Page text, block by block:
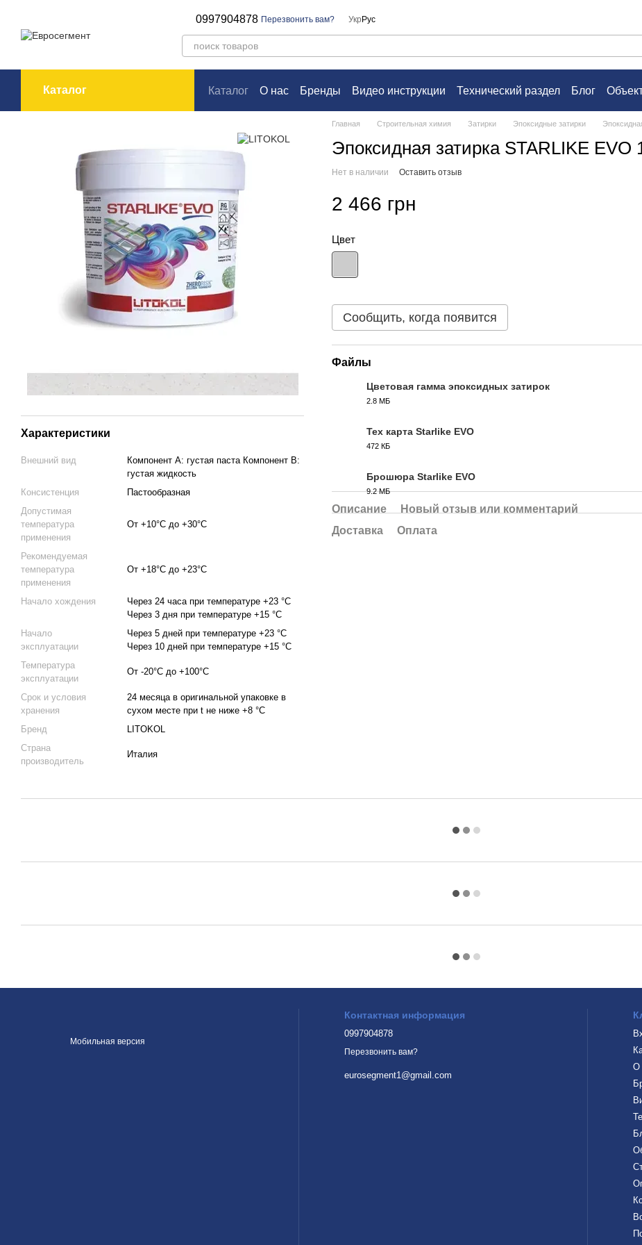
0997904878 Перезвонить вам? Укр Рус
Каталог Каталог О нас Бренды Видео инструкции Технический раздел Блог
Характеристики
Внешний вид
Компонент А: густая паста Компонент В:
густая жидкость
Консистенция
Пастообразная
Допустимая
температура
применения
От +10°C до +30°C
Рекомендуемая
температура
применения
От +18°C до +23°C
Начало хождения
Через 24 часа при температуре +23 °C
Через 3 дня при температуре +15 °C
Начало
эксплуатации
Через 5 дней при температуре +23 °C
Через 10 дней при температуре +15 °C
Температура
эксплуатации
От -20°C до +100°C
Срок и условия
хранения
24 месяца в оригинальной упаковке в
сухом месте при t не ниже +8 °C
Бренд
LITOKOL
Страна
производитель
Италия
Главная Строительная химия Затирки Эпоксидные затирки
Эпоксидная затирка STARLIKE
Нет в наличии Оставить отзыв
2 466 грн
Цвет
Сообщить, когда появится
Файлы
Цветовая гамма эпоксидных затирок
2.8 МБ
Тех карта Starlike EVO
472 КБ
Брошюра Starlike EVO
9.2 МБ
Описание
Новый отзыв или комментарий
Доставка
Оплата
Мобильная версия
Контактная информация
0997904878
Перезвонить вам?
eurosegment1@gmail.com
О